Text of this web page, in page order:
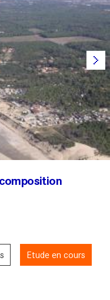
Etude en cours